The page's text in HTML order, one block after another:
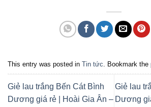
This entry was posted in Tin tức. Bookmark the
Giẻ lau trắng Bến Cát Bình
Dương giá rẻ | Hoài Gia Ân –
Giẻ lau
Dương